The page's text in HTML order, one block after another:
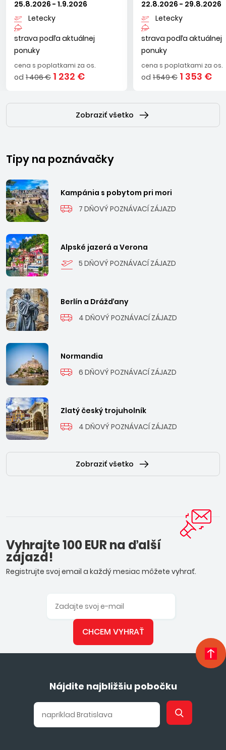
25.8.2026 - 1.9.2026
Letecky
strava podľa aktuálnej
ponuky
cena s poplatkami za os.
od 1 406 € 1 232 €
22.8.2026 - 29.8.2026
Letecky
strava podľa aktuálnej
ponuky
cena s poplatkami za os.
od 1 549 € 1 353 €
Zobraziť všetko
Tipy na poznávačky
Kampánia s pobytom pri mori
7 DŇOVÝ POZNÁVACÍ ZÁJAZD
Alpské jazerá a Verona
5 DŇOVÝ POZNÁVACÍ ZÁJAZD
Berlín a Drážďany
4 DŇOVÝ POZNÁVACÍ ZÁJAZD
Normandia
6 DŇOVÝ POZNÁVACÍ ZÁJAZD
Zlatý český trojuholník
4 DŇOVÝ POZNÁVACÍ ZÁJAZD
Zobraziť všetko
Vyhrajte 100 EUR na ďalší
zájazd!
Registrujte svoj email a každý mesiac môžete vyhrať.
CHCEM VYHRAŤ
Nájdite najbližšiu pobočku